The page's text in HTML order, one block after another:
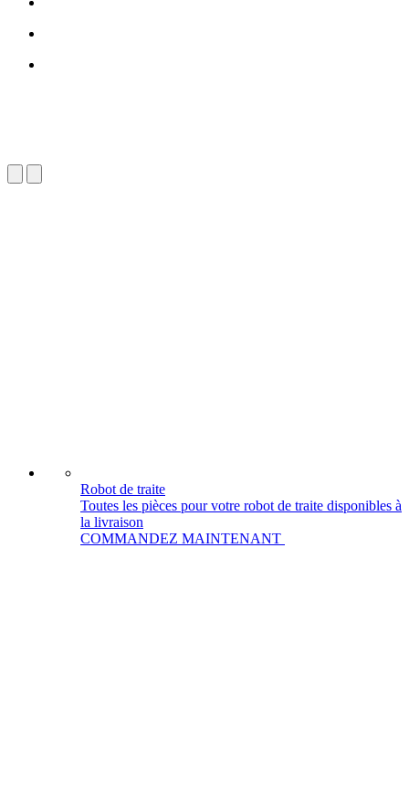
Robot de traite
Toutes les pièces pour votre robot de traite disponibles à
la livraison
COMMANDEZ MAINTENANT